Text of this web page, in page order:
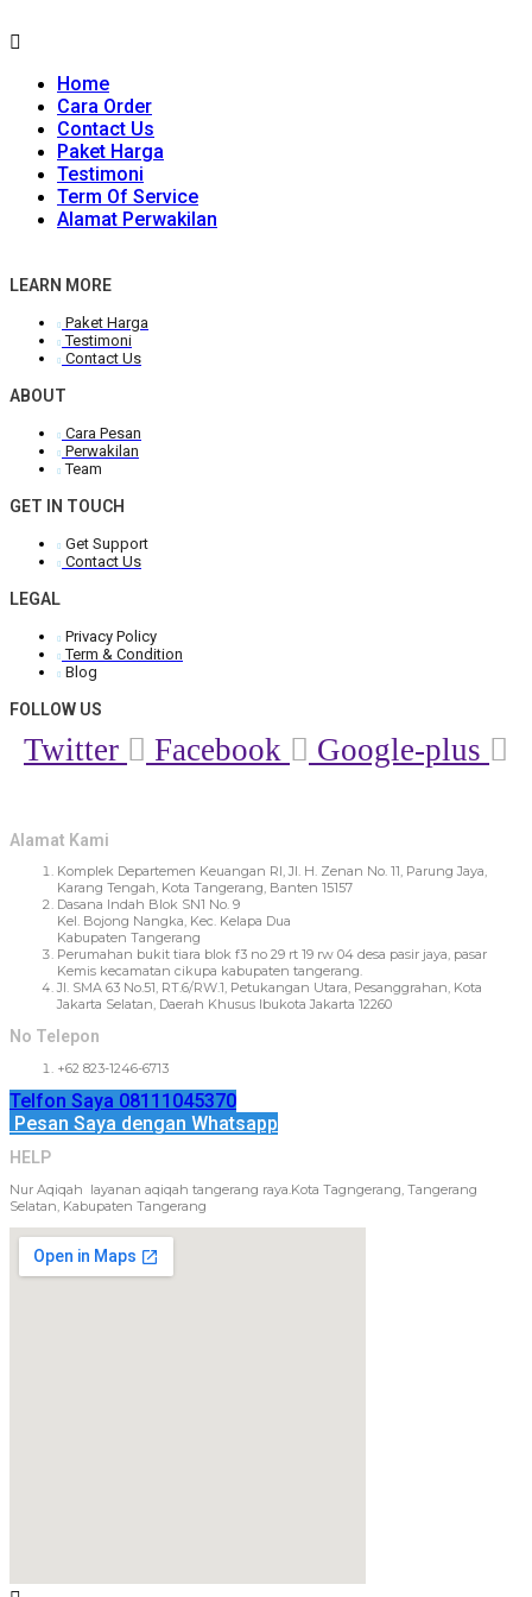
Home
Cara Order
Contact Us
Paket Harga
Testimoni
Term Of Service
Alamat Perwakilan
LEARN MORE
Paket Harga
Testimoni
Contact Us
ABOUT
Cara Pesan
Perwakilan
Team
GET IN TOUCH
Get Support
Contact Us
LEGAL
Privacy Policy
Term & Condition
Blog
FOLLOW US
Twitter Facebook Google-plus
Alamat Kami
Komplek Departemen Keuangan RI, Jl. H. Zenan No. 11, Parung Jaya,
Karang Tengah, Kota Tangerang, Banten 15157
Dasana Indah Blok SN1 No. 9
Kel. Bojong Nangka, Kec. Kelapa Dua
Kabupaten Tangerang
Perumahan bukit tiara blok f3 no 29 rt 19 rw 04 desa pasir jaya, pasar
Kemis kecamatan cikupa kabupaten tangerang.
Jl. SMA 63 No.51, RT.6/RW.1, Petukangan Utara, Pesanggrahan, Kota
Jakarta Selatan, Daerah Khusus Ibukota Jakarta 12260
No Telepon
+62 823-1246-6713
Telfon Saya 08111045370
Pesan Saya dengan Whatsapp
HELP
Nur Aqiqah layanan aqiqah tangerang raya.Kota Tagngerang, Tangerang
Selatan, Kabupaten Tangerang